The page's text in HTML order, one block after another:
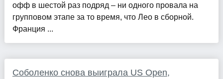
офф в шестой раз подряд – ни одного провала на
групповом этапе за то время, что Лео в сборной.
Франция ...
Соболенко снова выиграла US Open,